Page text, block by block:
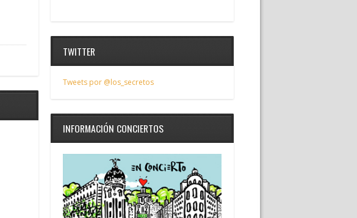
TWITTER
Tweets por @los_secretos
INFORMACIÓN CONCIERTOS